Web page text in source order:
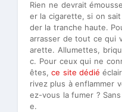
Rien ne devrait
er la cigarette, si on
der la tranche haute.
arrasser de tout ce qui
arette. Allumettes,
c. Pour ceux qui ne
êtes,ce site dédié
rivez plus à enflammer
ez-vous la fumer ?
e.